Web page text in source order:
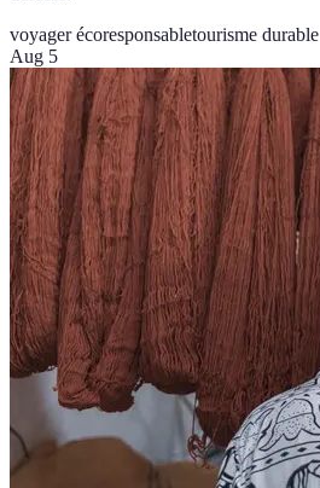
voyager écoresponsabletourisme durable
Aug 5